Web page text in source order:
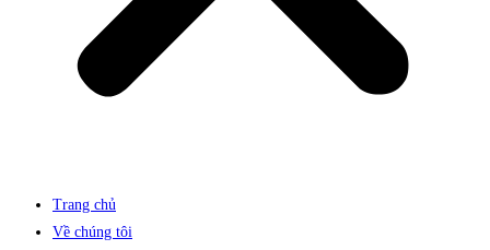
Trang chủ
Về chúng tôi